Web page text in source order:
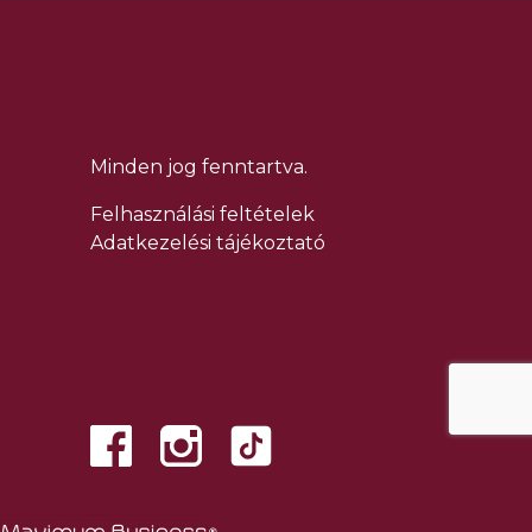
Minden jog fenntartva.
Felhasználási feltételek
Adatkezelési tájékoztató